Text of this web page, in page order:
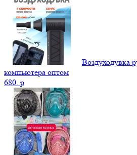
Воздуходувка
компьютера оптом
680. p